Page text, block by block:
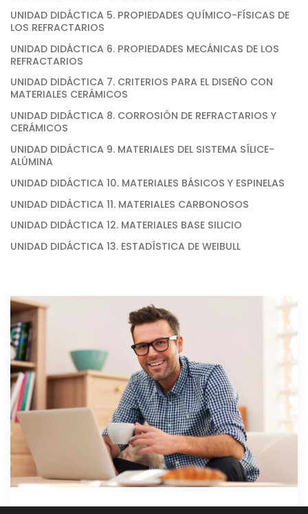
UNIDAD DIDÁCTICA 5. PROPIEDADES QUÍMICO-FÍSICAS DE
LOS REFRACTARIOS
UNIDAD DIDÁCTICA 6. PROPIEDADES MECÁNICAS DE LOS
REFRACTARIOS
UNIDAD DIDÁCTICA 7. CRITERIOS PARA EL DISEÑO CON
MATERIALES CERÁMICOS
UNIDAD DIDÁCTICA 8. CORROSIÓN DE REFRACTARIOS Y
CERÁMICOS
UNIDAD DIDÁCTICA 9. MATERIALES DEL SISTEMA SÍLICE-
ALÚMINA
UNIDAD DIDÁCTICA 10. MATERIALES BÁSICOS Y ESPINELAS
UNIDAD DIDÁCTICA 11. MATERIALES CARBONOSOS
UNIDAD DIDÁCTICA 12. MATERIALES BASE SILICIO
UNIDAD DIDÁCTICA 13. ESTADÍSTICA DE WEIBULL